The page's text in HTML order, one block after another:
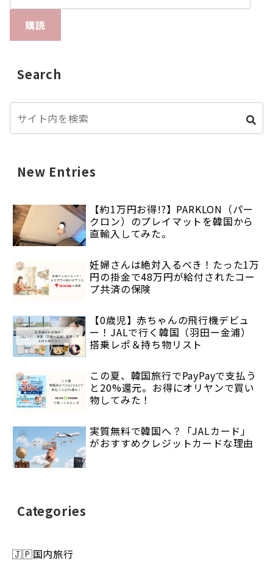
購読
Search
New Entries
【約1万円お得!?】PARKLON（パー
クロン）のプレイマットを韓国から
直輸入してみた。
妊婦さんは絶対入るべき！たった1万
円の掛金で48万円が給付されたコー
プ共済の保険
【0歳児】赤ちゃんの飛行機デビュ
ー！JALで行く韓国（羽田ー金浦）
搭乗レポ＆持ち物リスト
この夏、韓国旅行でPayPayで支払う
と20%還元。お得にオリヤンで買い
物してみた！
実質無料で韓国へ？「JALカード」
がおすすめクレジットカードな理由
Categories
🇯🇵国内旅行